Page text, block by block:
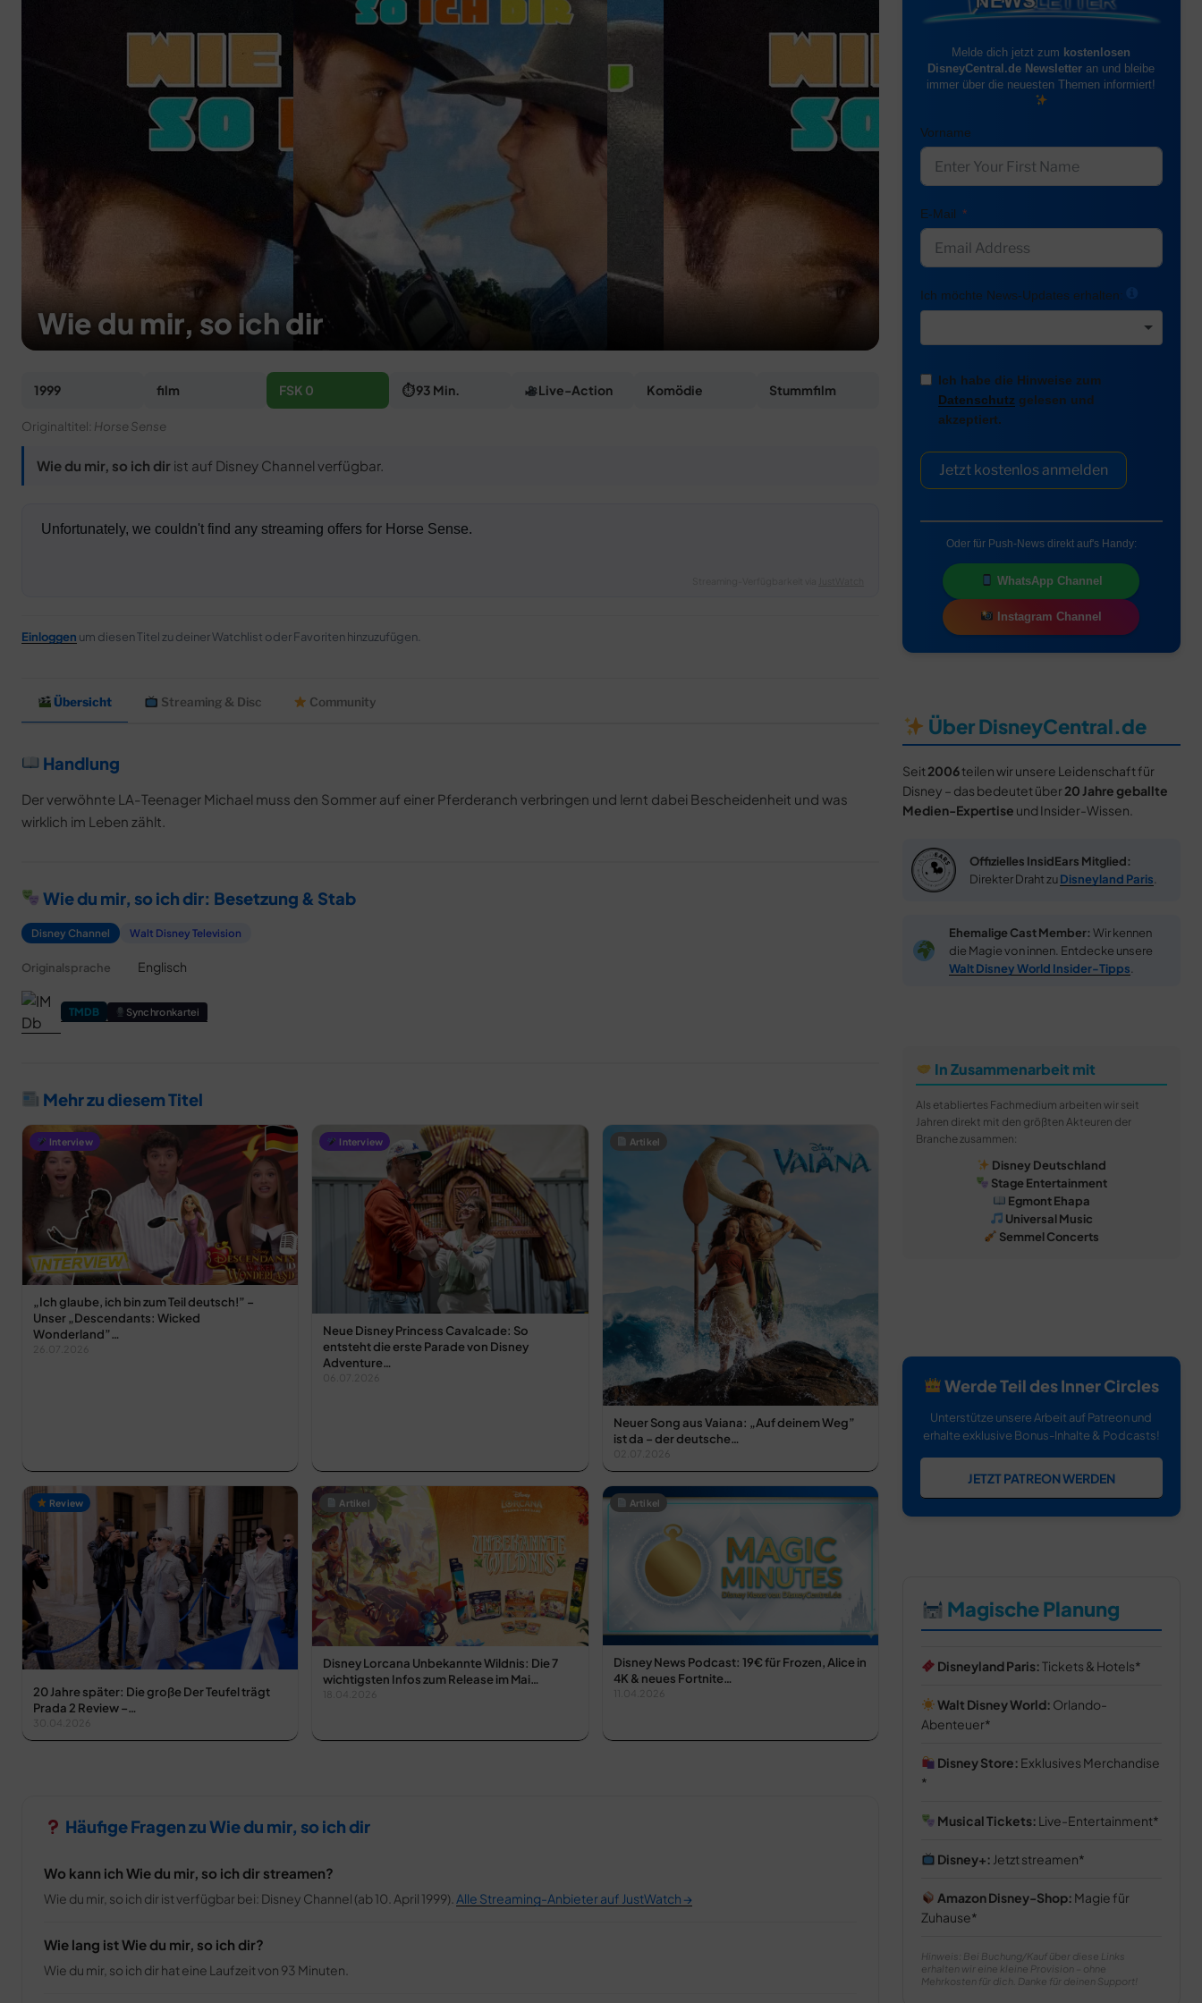
Wie du mir, so ich dir
1999 film FSK 0 ⏱ 93 Min. Live-Action Komödie Stummfilm
Originaltitel: Horse Sense
Wie du mir, so ich dir ist auf Disney Channel verfügbar.
Einloggen um diesen Titel zu deiner Watchlist oder Favoriten hinzuzufügen.
Übersicht Streaming & Disc Community
Handlung
Der verwöhnte LA-Teenager Michael muss den Sommer auf einer Pferderanch verbringen und lernt dabei Bescheidenheit und was
wirklich im Leben zählt.
Wie du mir, so ich dir: Besetzung & Stab
Disney Channel Walt Disney Television
Originalsprache Englisch
TMDB Synchronkartei
Mehr zu diesem Titel
Interview
„Ich glaube, ich bin zum Teil deutsch!” –
Unser „Descendants: Wicked
Wonderland”…
Interview
Neue Disney Princess Cavalcade: So
entsteht die erste Parade von Disney
Adventure…
Artikel
Neuer Song aus Vaiana: „Auf deinem Weg”
ist da – der deutsche…
Review
20 Jahre später: Die große Der Teufel trägt
Prada 2 Review –…
Artikel
Disney Lorcana Unbekannte Wildnis: Die 7
wichtigsten Infos zum Release im Mai…
18.04.2026
Artikel
Disney News Podcast: 19€ für Frozen, Alice in
4K & neues Fortnite…
Häufige Fragen zu Wie du mir, so ich dir
Wo kann ich Wie du mir, so ich dir streamen?
Wie du mir, so ich dir ist verfügbar bei: Disney Channel (ab 10. April 1999). Alle Streaming-Anbieter auf JustWatch →
Wie lang ist Wie du mir, so ich dir?
Wie du mir, so ich dir hat eine Laufzeit von 93 Minuten.
Melde dich jetzt zum kostenlosen
DisneyCentral.de Newsletter an und bleibe
immer über die neuesten Themen informiert!
Vorname
E-Mail
Ich möchte News-Updates erhalten:
Ich habe die Hinweise zum
Datenschutz gelesen und
akzeptiert.
Jetzt kostenlos anmelden
Oder für Push-News direkt auf's Handy:
WhatsApp Channel
Instagram Channel
Über DisneyCentral.de
Seit 2006teilen wir unsere Leidenschaft für
Disney – das bedeutet über 20 Jahre geballte
Medien-Expertise und Insider-Wissen.
Offizielles InsidEars Mitglied:
Direkter Draht zuDisneyland Paris
Ehemalige Cast Member: Wir kennen
die Magie von innen. Entdecke unsere
Walt Disney World Insider-Tipps
In Zusammenarbeit mit
Als etabliertes Fachmedium arbeiten wir seit
Jahren direkt mit den größten Akteuren der
Branche zusammen:
Disney Deutschland
Stage Entertainment
Egmont Ehapa
Universal Music
Semmel Concerts
Werde Teil des Inner Circles
Unterstütze unsere Arbeit auf Patreon und
erhalte exklusive Bonus-Inhalte & Podcasts!
JETZT PATREON WERDEN
Magische Planung
Disneyland Paris:Tickets & Hotels
Walt Disney World: Orlando-
Abenteuer
Disney Store: Exklusives Merchandise
Musical Tickets: Live-Entertainment
Disney+: Jetzt streamen
Amazon Disney-Shop: Magie für
Zuhause
Hinweis: Bei Buchung/Kauf über diese Links
erhalten wir eine kleine Provision – ohne
Mehrkosten für dich. Danke für deinen Support!